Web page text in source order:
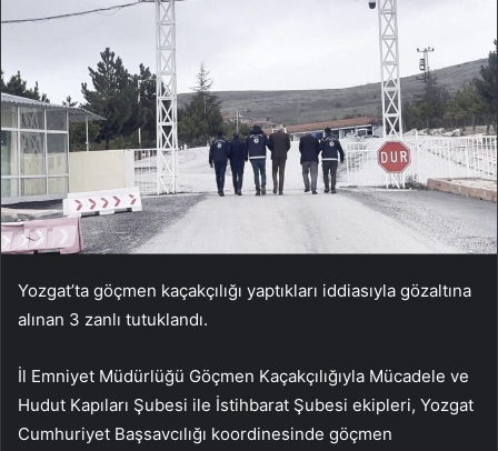
Yozgat’ta göçmen kaçakçılığı yaptıkları iddiasıyla gözaltına
alınan 3 zanlı tutuklandı.
İl Emniyet Müdürlüğü Göçmen Kaçakçılığıyla Mücadele ve
Hudut Kapıları Şubesi ile İstihbarat Şubesi ekipleri, Yozgat
Cumhuriyet Başsavcılığı koordinesinde göçmen